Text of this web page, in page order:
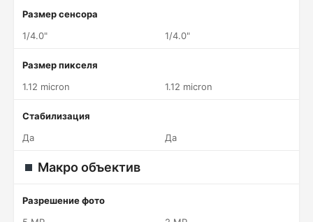
Размер сенсора
1/4.0"
1/4.0"
Размер пикселя
1.12 micron
1.12 micron
Стабилизация
Да
Да
Макро объектив
Разрешение фото